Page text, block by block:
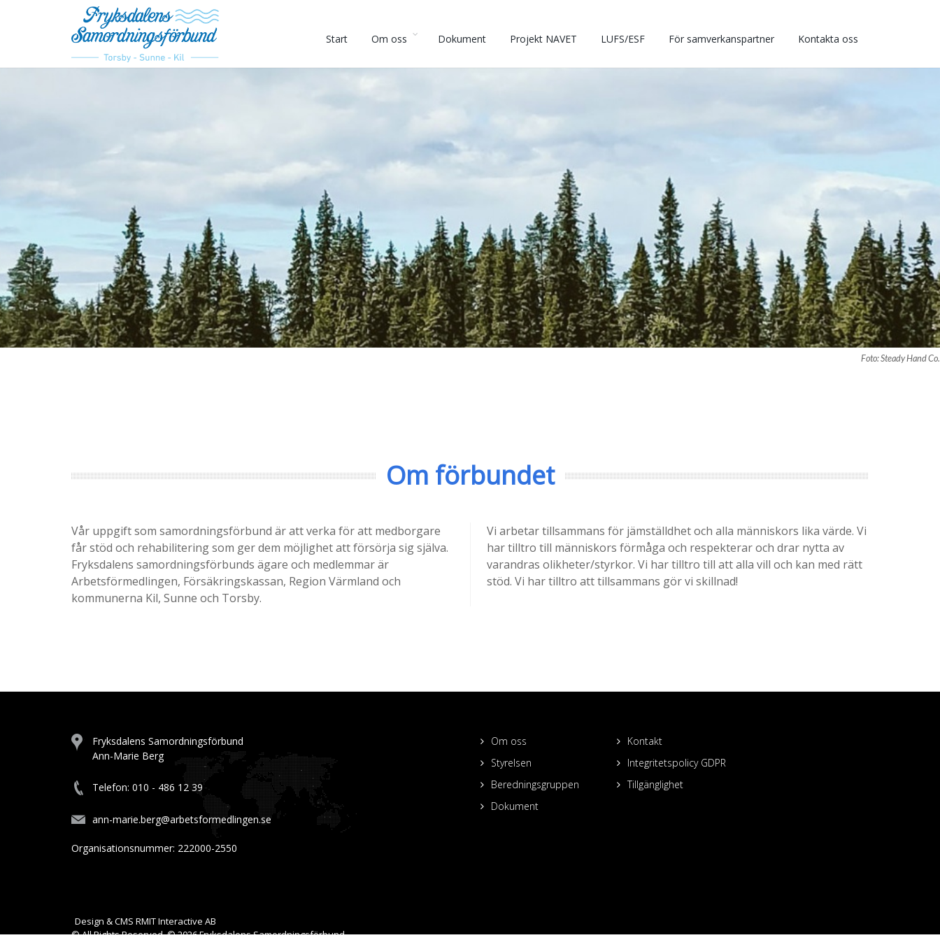
Start Om oss Dokument Projekt NAVET LUFS/ESF För samverkanspartner Kontakta oss
Foto: Steady Hand Co.
Om förbundet
Vår uppgift som samordningsförbund är att verka för att medborgare
får stöd och rehabilitering som ger dem möjlighet att försörja sig själva.
Fryksdalens samordningsförbunds ägare och medlemmar är
Arbetsförmedlingen, Försäkringskassan, Region Värmland och
kommunerna Kil, Sunne och Torsby.
Vi arbetar tillsammans för jämställdhet och alla människors lika värde. Vi
har tilltro till människors förmåga och respekterar och drar nytta av
varandras olikheter/styrkor. Vi har tilltro till att alla vill och kan med rätt
stöd. Vi har tilltro att tillsammans gör vi skillnad!
Fryksdalens Samordningsförbund
Ann-Marie Berg
Telefon: 010 - 486 12 39
ann-marie.berg@arbetsformedlingen.se
Organisationsnummer: 222000-2550
Om oss
Styrelsen
Beredningsgruppen
Dokument
Kontakt
Integritetspolicy GDPR
Tillgänglighet
Design & CMS RMIT Interactive AB
© All Rights Reserved, © 2026 Fryksdalens Samordningsförbund